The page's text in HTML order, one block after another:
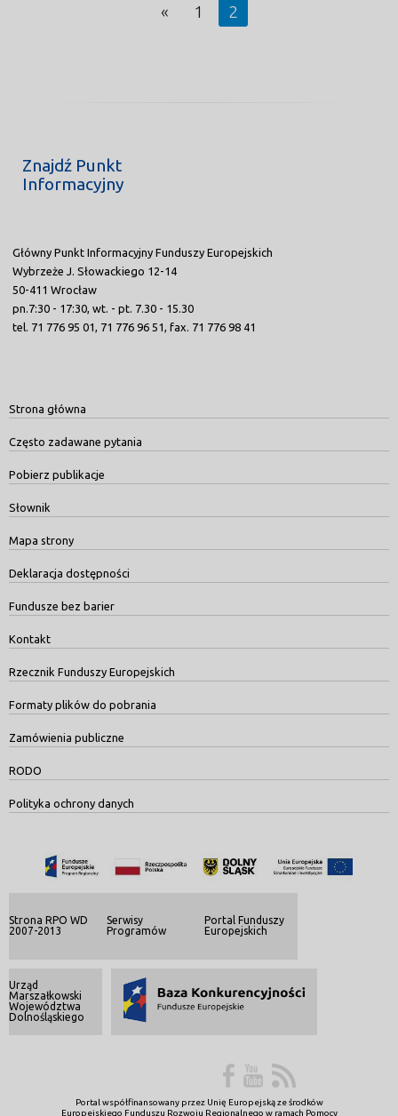
« 1 2
Znajdź Punkt
Informacyjny
Główny Punkt Informacyjny Funduszy Europejskich
Wybrzeże J. Słowackiego 12-14
50-411 Wrocław
pn.7:30 - 17:30, wt. - pt. 7.30 - 15.30
tel. 71 776 95 01, 71 776 96 51, fax. 71 776 98 41
Strona główna
Często zadawane pytania
Pobierz publikacje
Słownik
Mapa strony
Deklaracja dostępności
Fundusze bez barier
Kontakt
Rzecznik Funduszy Europejskich
Formaty plików do pobrania
Zamówienia publiczne
RODO
Polityka ochrony danych
Strona RPO WD
2007-2013
Serwisy
Programów
Portal Funduszy
Europejskich
Urząd
Marszałkowski
Województwa
Dolnośląskiego
Portal współfinansowany przez Unię Europejską ze środków
Europejskiego Funduszu Rozwoju Regionalnego w ramach Pomocy